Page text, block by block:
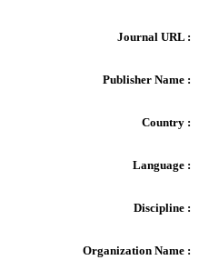
Journal URL :
Publisher Name :
Country :
Language :
Discipline :
Organization Name :